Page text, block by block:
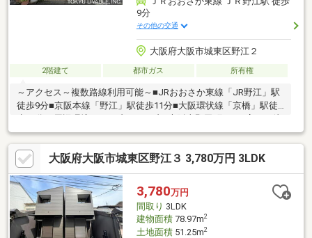
9分
その他の交通
大阪府大阪市城東区野江２
2階建て 都市ガス 所有権
～アクセス～複数路線利用可能～■JRおおさか東線「JR野江」駅
徒歩9分■京阪本線「野江」駅徒歩11分■大阪環状線「京橋」駅徒
歩6分(約480m)■ライフ京橋店まで徒歩8分(約620m)■榎並小学校
まで徒歩9分(約720m)■蒲生中学校まで徒歩12分(約930m)
大阪府大阪市城東区野江３ 3,780万円 3LDK
3,780万円
間取り 3LDK
建物面積78.97m2
土地面積51.25m2